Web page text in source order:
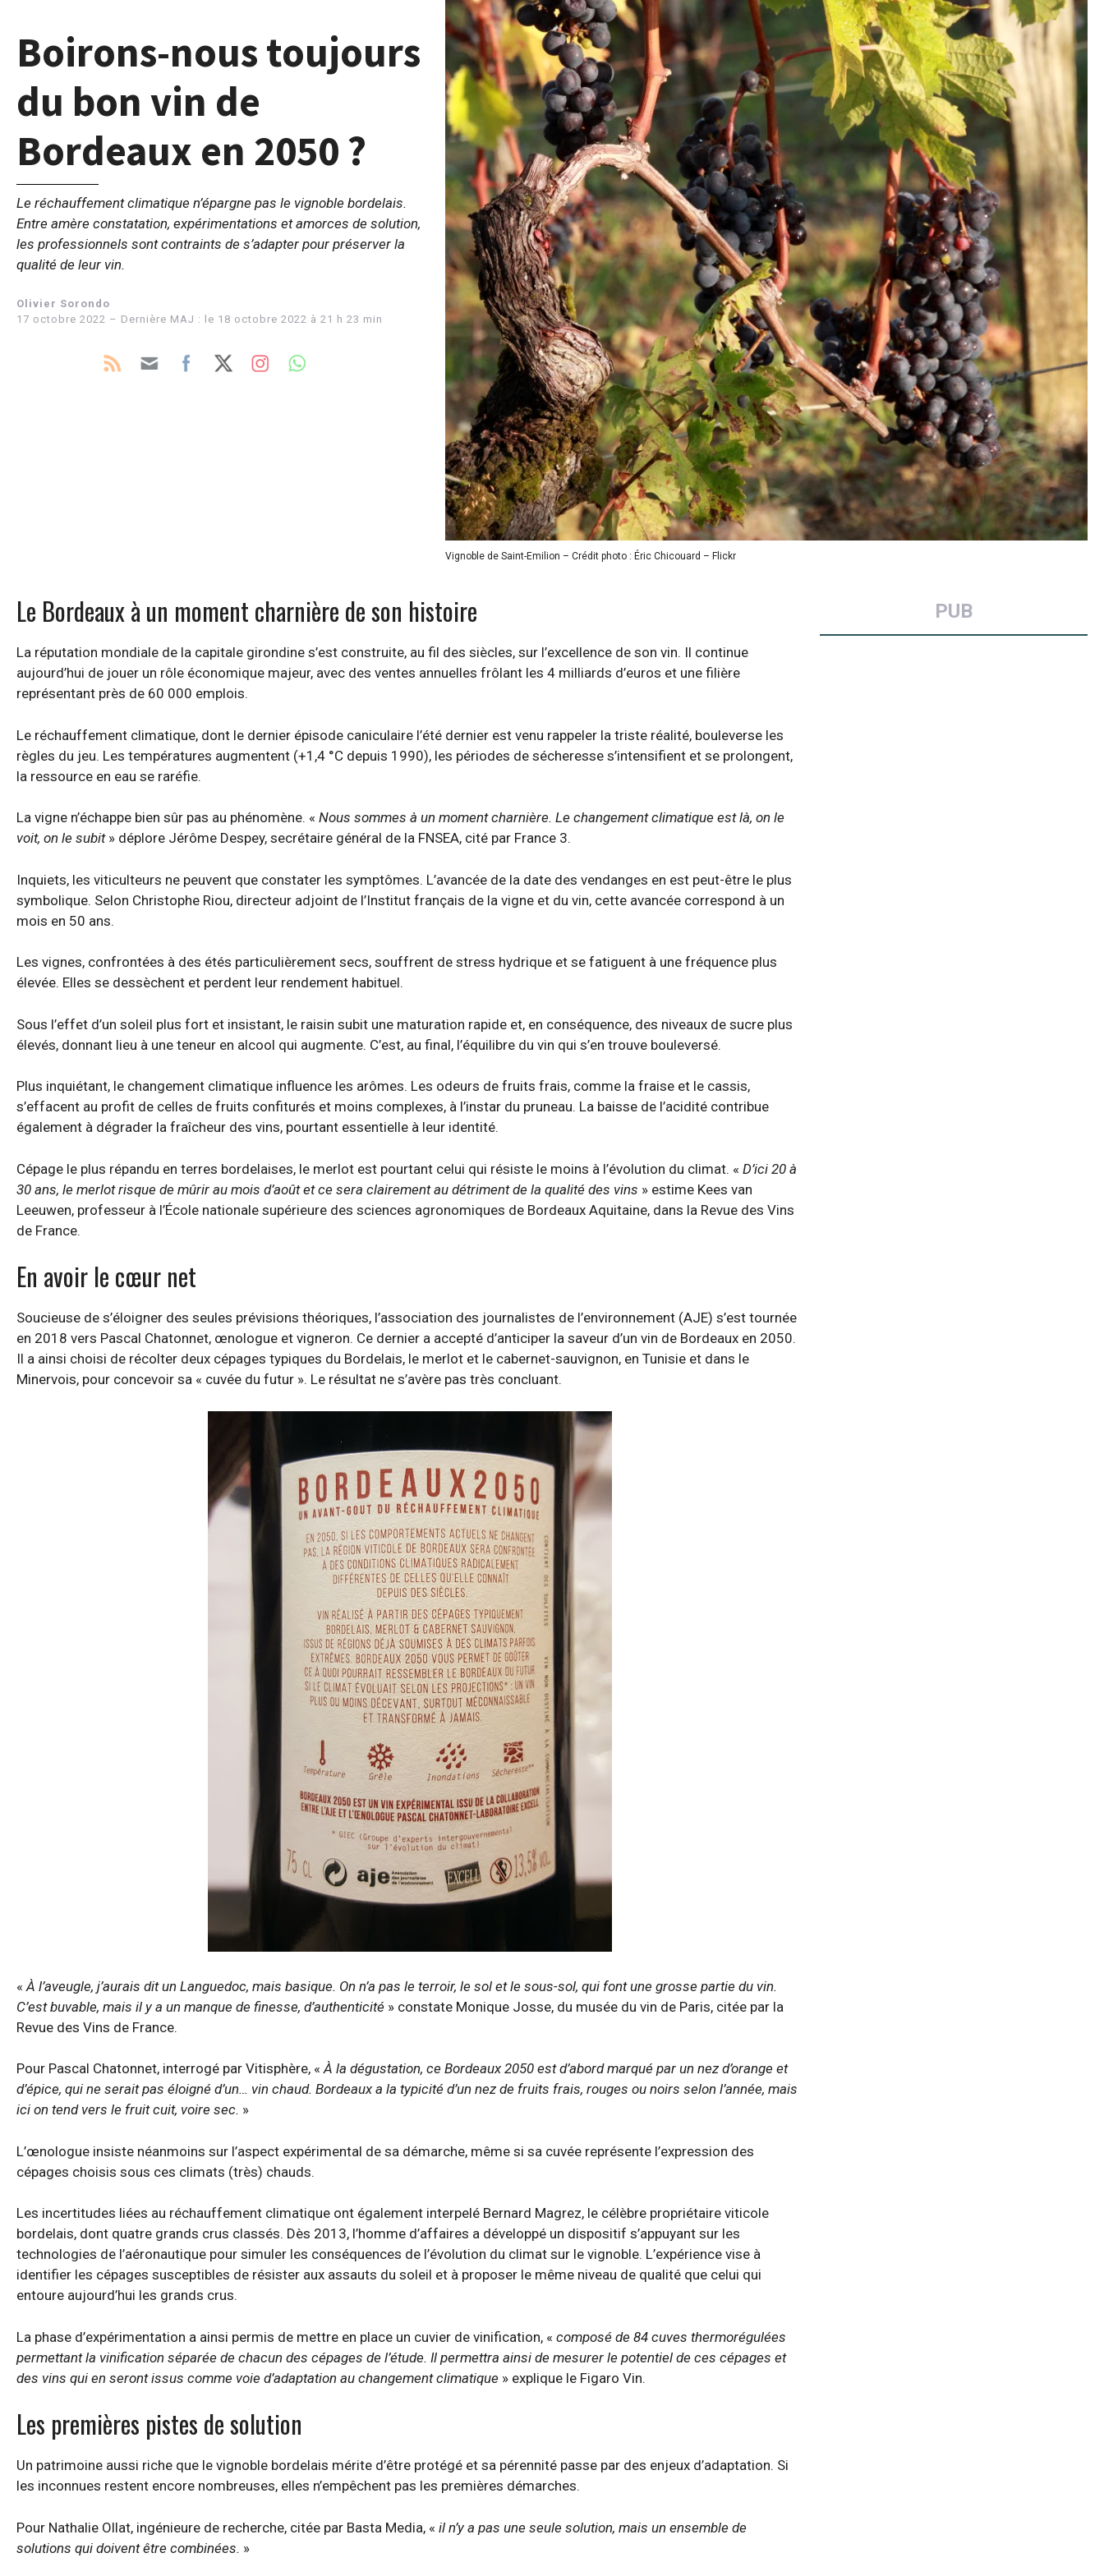
Boirons-nous toujours
du bon vin de
Bordeaux en 2050 ?
Le réchauffement climatique n’épargne pas le vignoble bordelais.
Entre amère constatation, expérimentations et amorces de solution,
les professionnels sont contraints de s’adapter pour préserver la
qualité de leur vin.
Olivier Sorondo
17 octobre 2022 – Dernière MAJ : le 18 octobre 2022 à 21 h 23 min
Vignoble de Saint-Emilion – Crédit photo : Éric Chicouard – Flickr
Le Bordeaux à un moment charnière de son histoire
La réputation mondiale de la capitale girondine s’est construite, au fil des siècles, sur l’excellence de son vin. Il continue
aujourd’hui de jouer un rôle économique majeur, avec des ventes annuelles frôlant les 4 milliards d’euros et une filière
représentant près de 60 000 emplois.
Le réchauffement climatique, dont le dernier épisode caniculaire l’été dernier est venu rappeler la triste réalité, bouleverse les
règles du jeu. Les températures augmentent (+1,4 °C depuis 1990), les périodes de sécheresse s’intensifient et se prolongent,
la ressource en eau se raréfie.
La vigne n’échappe bien sûr pas au phénomène. « Nous sommes à un moment charnière. Le changement climatique est là, on le
voit, on le subit » déplore Jérôme Despey, secrétaire général de la FNSEA, cité par France 3.
Inquiets, les viticulteurs ne peuvent que constater les symptômes. L’avancée de la date des vendanges en est peut-être le plus
symbolique. Selon Christophe Riou, directeur adjoint de l’Institut français de la vigne et du vin, cette avancée correspond à un
mois en 50 ans.
Les vignes, confrontées à des étés particulièrement secs, souffrent de stress hydrique et se fatiguent à une fréquence plus
élevée. Elles se dessèchent et perdent leur rendement habituel.
Sous l’effet d’un soleil plus fort et insistant, le raisin subit une maturation rapide et, en conséquence, des niveaux de sucre plus
élevés, donnant lieu à une teneur en alcool qui augmente. C’est, au final, l’équilibre du vin qui s’en trouve bouleversé.
Plus inquiétant, le changement climatique influence les arômes. Les odeurs de fruits frais, comme la fraise et le cassis,
s’effacent au profit de celles de fruits confiturés et moins complexes, à l’instar du pruneau. La baisse de l’acidité contribue
également à dégrader la fraîcheur des vins, pourtant essentielle à leur identité.
Cépage le plus répandu en terres bordelaises, le merlot est pourtant celui qui résiste le moins à l’évolution du climat. « D’ici 20 à
30 ans, le merlot risque de mûrir au mois d’août et ce sera clairement au détriment de la qualité des vins » estime Kees van
Leeuwen, professeur à l’École nationale supérieure des sciences agronomiques de Bordeaux Aquitaine, dans la Revue des Vins
de France.
En avoir le cœur net
Soucieuse de s’éloigner des seules prévisions théoriques, l’association des journalistes de l’environnement (AJE) s’est tournée
en 2018 vers Pascal Chatonnet, œnologue et vigneron. Ce dernier a accepté d’anticiper la saveur d’un vin de Bordeaux en 2050.
Il a ainsi choisi de récolter deux cépages typiques du Bordelais, le merlot et le cabernet-sauvignon, en Tunisie et dans le
Minervois, pour concevoir sa « cuvée du futur ». Le résultat ne s’avère pas très concluant.
« À l’aveugle, j’aurais dit un Languedoc, mais basique. On n’a pas le terroir, le sol et le sous-sol, qui font une grosse partie du vin.
C’est buvable, mais il y a un manque de finesse, d’authenticité » constate Monique Josse, du musée du vin de Paris, citée par la
Revue des Vins de France.
Pour Pascal Chatonnet, interrogé par Vitisphère, « À la dégustation, ce Bordeaux 2050 est d’abord marqué par un nez d’orange et
d’épice, qui ne serait pas éloigné d’un… vin chaud. Bordeaux a la typicité d’un nez de fruits frais, rouges ou noirs selon l’année, mais
ici on tend vers le fruit cuit, voire sec. »
L’œnologue insiste néanmoins sur l’aspect expérimental de sa démarche, même si sa cuvée représente l’expression des
cépages choisis sous ces climats (très) chauds.
Les incertitudes liées au réchauffement climatique ont également interpelé Bernard Magrez, le célèbre propriétaire viticole
bordelais, dont quatre grands crus classés. Dès 2013, l’homme d’affaires a développé un dispositif s’appuyant sur les
technologies de l’aéronautique pour simuler les conséquences de l’évolution du climat sur le vignoble. L’expérience vise à
identifier les cépages susceptibles de résister aux assauts du soleil et à proposer le même niveau de qualité que celui qui
entoure aujourd’hui les grands crus.
La phase d’expérimentation a ainsi permis de mettre en place un cuvier de vinification, « composé de 84 cuves thermorégulées
permettant la vinification séparée de chacun des cépages de l’étude. Il permettra ainsi de mesurer le potentiel de ces cépages et
des vins qui en seront issus comme voie d’adaptation au changement climatique » explique le Figaro Vin.
Les premières pistes de solution
Un patrimoine aussi riche que le vignoble bordelais mérite d’être protégé et sa pérennité passe par des enjeux d’adaptation. Si
les inconnues restent encore nombreuses, elles n’empêchent pas les premières démarches.
Pour Nathalie Ollat, ingénieure de recherche, citée par Basta Media, « il n’y a pas une seule solution, mais un ensemble de
solutions qui doivent être combinées. »
PUB